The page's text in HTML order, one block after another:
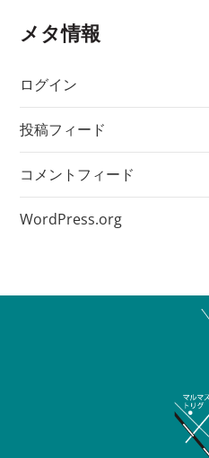
メタ情報
ログイン
投稿フィード
コメントフィード
WordPress.org